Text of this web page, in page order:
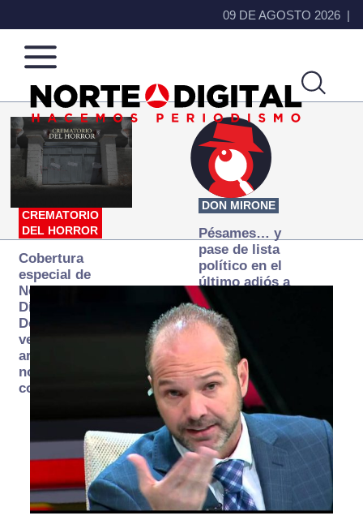
09 DE AGOSTO 2026
Norte
de
Ciudad
Más
que
noticias,
hacemos periodismo
CREMATORIO
DEL HORROR
Cobertura
especial de
Norte
Digital:
Donde la
verdad
arde… pero
no se
consume
DON MIRONE
Pésames… y
pase de lista
político en el
último adiós a
Papá Grande